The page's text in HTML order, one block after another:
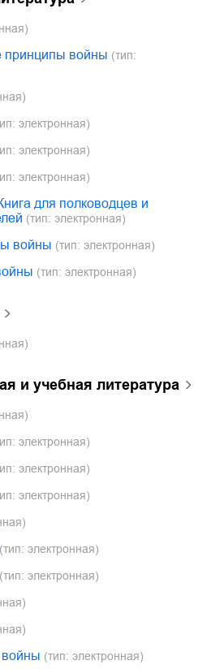
войны (тип:
электронная)
электронная)
электронная)
для полководцев и
(тип: электронная)
войны (тип: электронная)
(тип: электронная)
и учебная литература
электронная)
электронная)
электронная)
(тип: электронная)
(тип: электронная)
(тип: электронная)